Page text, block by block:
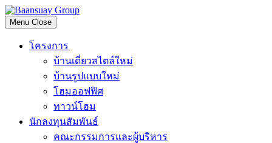
Skip
to
content
Menu
โครงการ
บ้านเดี่ยวสไตล์ใหม่
บ้านรูปแบบใหม่
โฮมออฟฟิศ
ทาวน์โฮม
นักลงทุนสัมพันธ์
คณะกรรมการและผู้บริหาร